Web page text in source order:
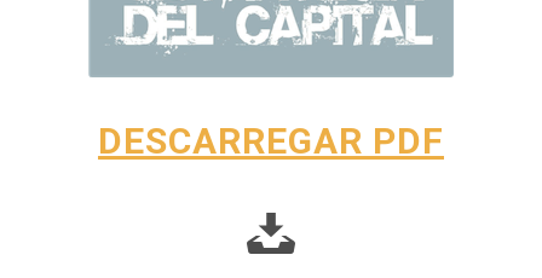
DESCARREGAR PDF